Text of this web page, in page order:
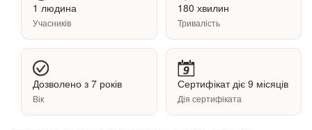
1 людина
Учасників
180 хвилин
Тривалість
Дозволено з 7 років
Вік
Сертифікат діє 9 місяців
Дія сертифіката